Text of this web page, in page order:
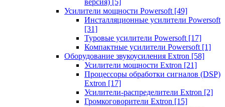
версия) [5]
Усилители мощности Powersoft [49]
Инсталляционные усилители Powersoft
[31]
Туровые усилители Powersoft [17]
Компактные усилители Powersoft [1]
Оборудование звукоусиления Extron [58]
Усилители мощности Extron [21]
Процессоры обработки сигналов (DSP)
Extron [17]
Усилители-распределители Extron [2]
Громкоговорители Extron [15]